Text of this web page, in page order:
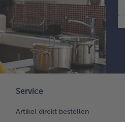
Service
Artikel direkt bestellen